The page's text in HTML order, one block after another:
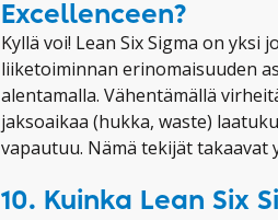
Excellenceen?
Kyllä voi! Lean Six Sigma on
liiketoiminnan erinomaisuuden
alentamalla. Vähentämällä
jaksoaikaa (hukka, waste)
vapautuu. Nämä tekijät takaavat
10. Kuinka Lean Six